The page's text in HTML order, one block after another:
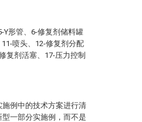
Y形管、6-修复剂储料罐
喷头、12-修复剂分配
复剂活塞、17-压力控制
例中的技术方案进行清
一部分实施例，而不是